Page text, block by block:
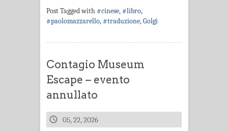
Post Tagged with#cinese,#libro,
#paolomazzarello,#traduzione,Golgi
Contagio Museum
Escape – evento
annullato
05, 22, 2026